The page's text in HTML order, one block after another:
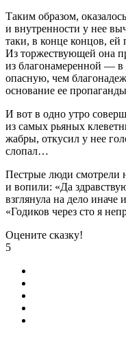
Таким образом,
и внутренности у нее
таки, в конце концов, ей
Из торжествующей она
из благонамеренной — в
опасную, чем
основание ее
И вот в одно утро
из самых рьяных
жабры, откусил у нее
слопал…
Пестрые люди смотрели
и вопили: «Да
взглянула на дело иначе
«Годиков через сто я
Оцените сказку!
5